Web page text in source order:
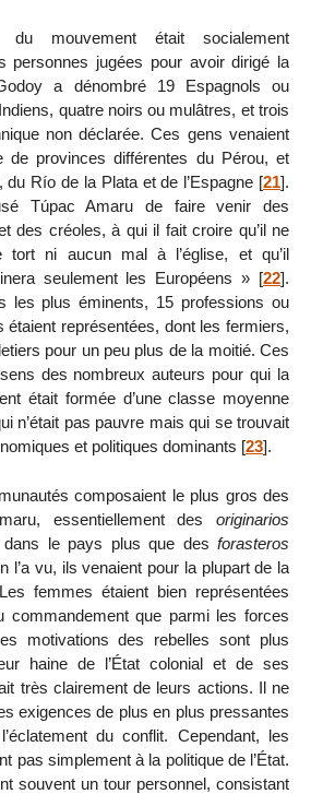
du mouvement était socialement
personnes jugées pour avoir dirigé la
a dénombré 19 Espagnols ou
quatre noirs ou mulâtres, et trois
non déclarée. Ces gens venaient
de provinces différentes du Pérou, et
du Río de la Plata et de l’Espagne [21].
Túpac Amaru de faire venir des
des créoles, à qui il fait croire qu’il ne
tort ni aucun mal à l’église, et qu’il
seulement les Européens » [22].
les plus éminents, 15 professions ou
étaient représentées, dont les fermiers,
pour un peu plus de la moitié. Ces
des nombreux auteurs pour qui la
était formée d’une classe moyenne
n’était pas pauvre mais qui se trouvait
et politiques dominants [23].
composaient le plus gros des
essentiellement des originarios
dans le pays plus que des forasteros
l’a vu, ils venaient pour la plupart de la
femmes étaient bien représentées
commandement que parmi les forces
motivations des rebelles sont plus
haine de l’État colonial et de ses
très clairement de leurs actions. Il ne
exigences de plus en plus pressantes
du conflit. Cependant, les
pas simplement à la politique de l’État.
souvent un tour personnel, consistant